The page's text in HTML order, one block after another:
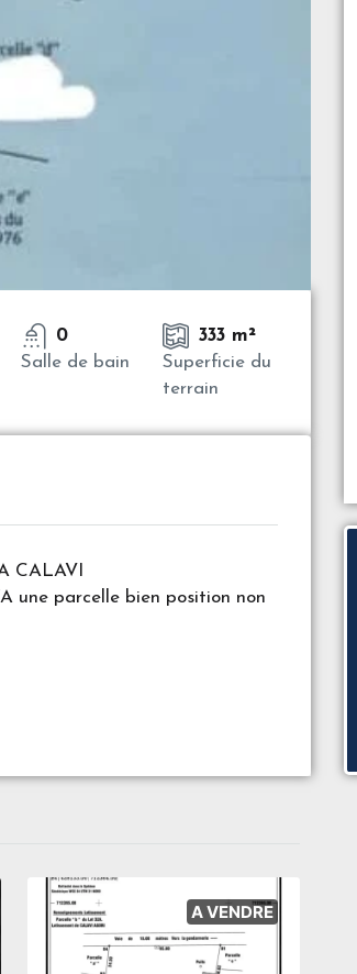
0
Salle de bain
333 m²
Superficie du
terrain
CALAVI
une parcelle bien position non
A VENDRE